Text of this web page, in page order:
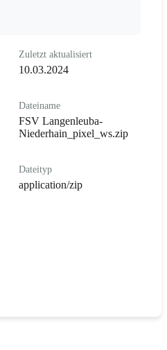
Zuletzt aktualisiert
10.03.2024
Dateiname
FSV Langenleuba-
Niederhain_pixel_ws.zip
Dateityp
application/zip